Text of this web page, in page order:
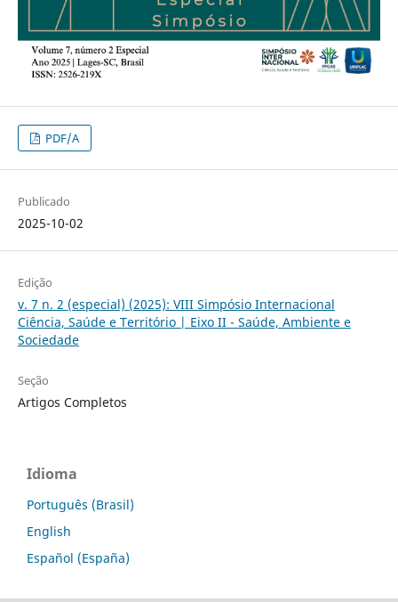
PDF/A
Publicado
2025-10-02
Edição
v. 7 n. 2 (especial) (2025): VIII Simpósio Internacional
Ciência, Saúde e Território | Eixo II - Saúde, Ambiente e
Sociedade
Seção
Artigos Completos
Idioma
Português (Brasil)
English
Español (España)